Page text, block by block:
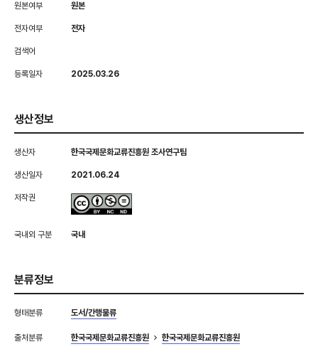
원본여부 원본
전자여부 전자
검색어
등록일자 2025.03.26
생산정보
생산자 한국국제문화교류진흥원 조사연구팀
생산일자 2021.06.24
저작권
국내외 구분 국내
분류정보
형태분류 도서/간행물류
출처분류 한국국제문화교류진흥원 한국국제문화교류진흥원